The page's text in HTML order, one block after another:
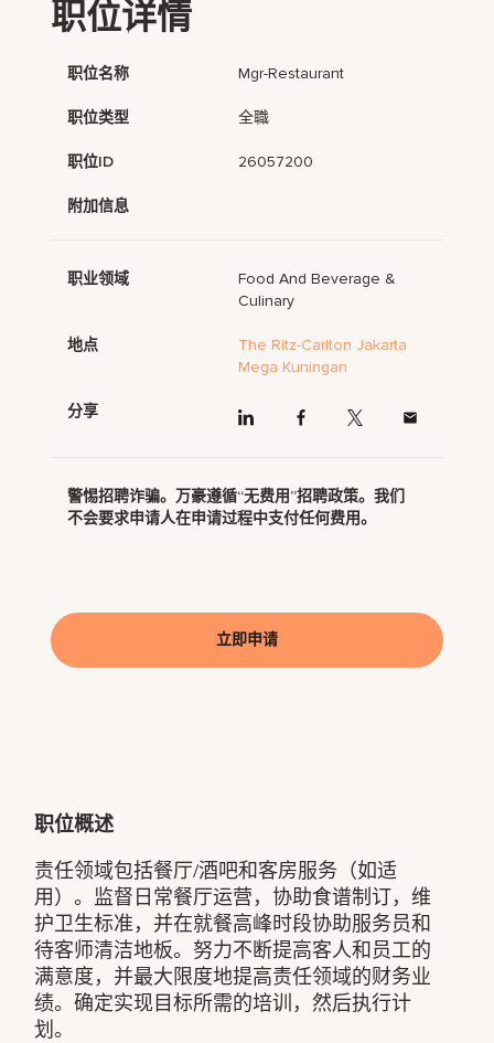
职位概述
责任领域包括餐厅/酒吧和客房服务（如适
用）。监督日常餐厅运营，协助食谱制订，维
护卫生标准，并在就餐高峰时段协助服务员和
待客师清洁地板。努力不断提高客人和员工的
满意度，并最大限度地提高责任领域的财务业
绩。确定实现目标所需的培训，然后执行计
划。
职位详情
职位名称 Mgr-Restaurant
职位类型 全職
职位ID 26057200
附加信息
职业领域
Food And Beverage &
Culinary
地点
The Ritz-Carlton Jakarta
Mega Kuningan
分享
警惕招聘诈骗。万豪遵循“无费用”招聘政策。我们
不会要求申请人在申请过程中支付任何费用。
立即申请